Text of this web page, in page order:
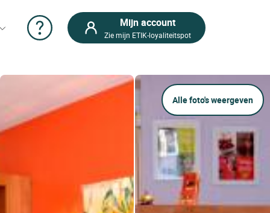
Mijn account
Zie mijn ETIK-loyaliteitspot
Alle foto's weergeven